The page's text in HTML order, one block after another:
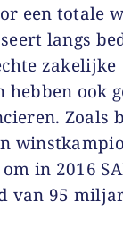
een totale
langs
zakelijke
hebben ook
Zoals
in 2016
van 95